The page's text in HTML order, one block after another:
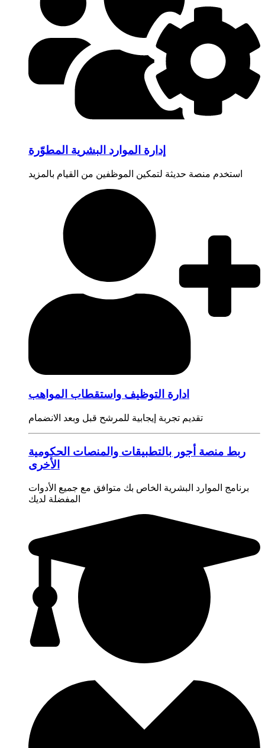
إدارة الموارد البشرية المطوّرة
استخدم منصة حديثة لتمكين الموظفين من القيام بالمزيد
ادارة التوظيف واستقطاب المواهب
تقديم تجربة إيجابية للمرشح قبل وبعد الانضمام
ربط منصة أجور بالتطبيقات والمنصات الحكومية
الأخرى
برنامج الموارد البشرية الخاص بك متوافق مع جميع الأدوات
المفضلة لديك